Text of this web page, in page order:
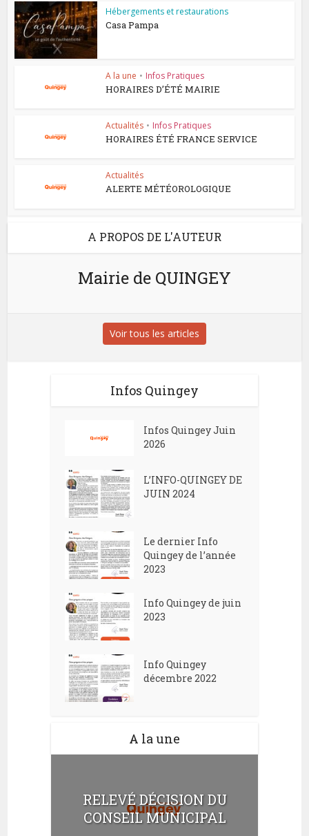
Hébergements et restaurations
Casa Pampa
A la une • Infos Pratiques
HORAIRES D’ÉTÉ MAIRIE
Actualités • Infos Pratiques
HORAIRES ÉTÉ FRANCE SERVICE
Actualités
ALERTE MÉTÉOROLOGIQUE
A PROPOS DE L'AUTEUR
Mairie de QUINGEY
Voir tous les articles
Infos Quingey
Infos Quingey Juin
2026
L’INFO-QUINGEY DE
JUIN 2024
Le dernier Info
Quingey de l’année
2023
Info Quingey de juin
2023
Info Quingey
décembre 2022
A la une
RELEVÉ DÉCISION DU
CONSEIL MUNICIPAL